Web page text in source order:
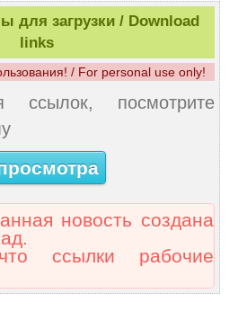
для загрузки / Download
links
/ For personal use only!
ссылок, посмотрите
новость создана
ссылки рабочие